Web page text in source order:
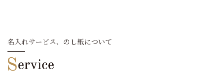
名入れサービス、のし紙について